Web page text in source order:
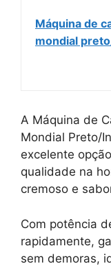
Máquina de
mondial
A Máquina de
Mondial Preto/
excelente
qualidade na
cremoso e
Com potência
rapidamente,
sem demoras,